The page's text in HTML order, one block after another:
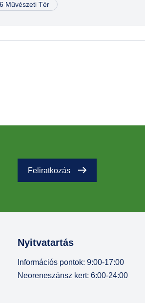
Művészeti Tér
Feliratkozás
Nyitvatartás
Információs pontok: 9:00-17:00
Neoreneszánsz kert: 6:00-24:00